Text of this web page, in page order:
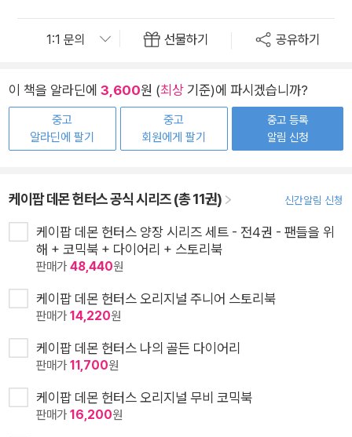
선물하기 공유하기
이 책을 알라딘에 3,600원 (최상 기준)에 파시겠습니까?
중고
알라딘에 팔기
중고
회원에게 팔기
중고 등록
알림 신청
케이팝 데몬 헌터스 공식 시리즈 (총 11권) 신간알림 신청
케이팝 데몬 헌터스 양장 시리즈 세트 - 전4권 - 팬들을 위
해 + 코믹북 + 다이어리 + 스토리북
판매가48,440원
케이팝 데몬 헌터스 오리지널 주니어 스토리북
판매가14,220원
케이팝 데몬 헌터스 나의 골든 다이어리
판매가11,700원
케이팝 데몬 헌터스 오리지널 무비 코믹북
판매가16,200원